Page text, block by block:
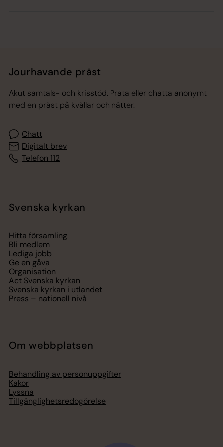
Jourhavande präst
Akut samtals- och krisstöd. Prata eller chatta anonymt
med en präst på kvällar och nätter.
Chatt
Digitalt brev
Telefon 112
Svenska kyrkan
Hitta församling
Bli medlem
Lediga jobb
Ge en gåva
Organisation
Act Svenska kyrkan
Svenska kyrkan i utlandet
Press – nationell nivå
Om webbplatsen
Behandling av personuppgifter
Kakor
Lyssna
Tillgänglighetsredogörelse